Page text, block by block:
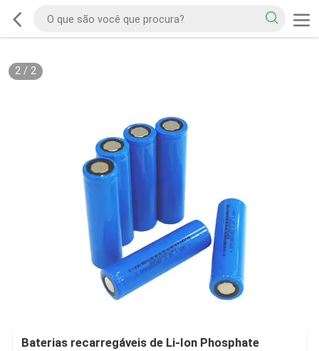
2/ 2
Baterias recarregáveis de Li-Ion Phosphate